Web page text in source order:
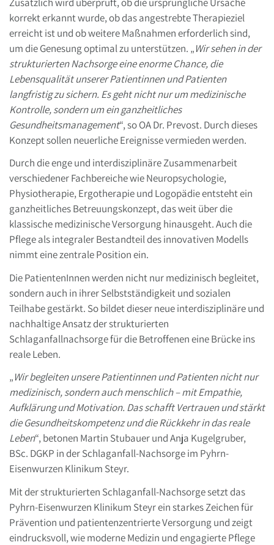
korrekt erkannt wurde, ob das angestrebte Therapieziel
erreicht ist und ob weitere Maßnahmen erforderlich sind,
um die Genesung optimal zu unterstützen. „Wir sehen in der
strukturierten Nachsorge eine enorme Chance, die
Lebensqualität unserer Patientinnen und Patienten
langfristig zu sichern. Es geht nicht nur um medizinische
Kontrolle, sondern um ein ganzheitliches
Gesundheitsmanagement“, so OA Dr. Prevost. Durch dieses
Konzept sollen neuerliche Ereignisse vermieden werden.
Durch die enge und interdisziplinäre Zusammenarbeit
verschiedener Fachbereiche wie Neuropsychologie,
Physiotherapie, Ergotherapie und Logopädie entsteht ein
ganzheitliches Betreuungskonzept, das weit über die
klassische medizinische Versorgung hinausgeht. Auch die
Pflege als integraler Bestandteil des innovativen Modells
nimmt eine zentrale Position ein.
Die PatientenInnen werden nicht nur medizinisch begleitet,
sondern auch in ihrer Selbstständigkeit und sozialen
Teilhabe gestärkt. So bildet dieser neue interdisziplinäre und
nachhaltige Ansatz der strukturierten
Schlaganfallnachsorge für die Betroffenen eine Brücke ins
reale Leben.
„Wir begleiten unsere Patientinnen und Patienten nicht nur
medizinisch, sondern auch menschlich – mit Empathie,
Aufklärung und Motivation. Das schafft Vertrauen und stärkt
die Gesundheitskompetenz und die Rückkehr in das reale
Leben“, betonen Martin Stubauer und Anja Kugelgruber,
BSc. DGKP in der Schlaganfall-Nachsorge im Pyhrn-
Eisenwurzen Klinikum Steyr.
Mit der strukturierten Schlaganfall-Nachsorge setzt das
Pyhrn-Eisenwurzen Klinikum Steyr ein starkes Zeichen für
Prävention und patientenzentrierte Versorgung und zeigt
eindrucksvoll, wie moderne Medizin und engagierte Pflege